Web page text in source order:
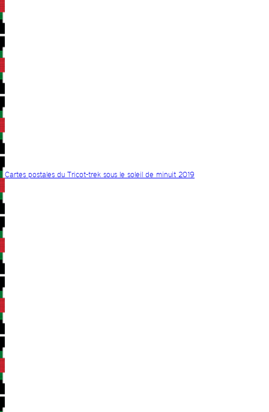
Cartes postales du Tricot-trek sous le soleil de minuit 2019